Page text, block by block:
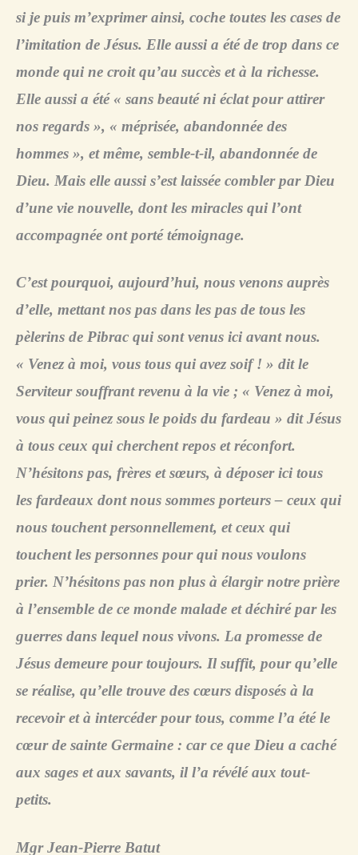
si je puis m’exprimer ainsi, coche toutes les cases de
l’imitation de Jésus. Elle aussi a été de trop dans ce
monde qui ne croit qu’au succès et à la richesse.
Elle aussi a été « sans beauté ni éclat pour attirer
nos regards », « méprisée, abandonnée des
hommes », et même, semble-t-il, abandonnée de
Dieu. Mais elle aussi s’est laissée combler par Dieu
d’une vie nouvelle, dont les miracles qui l’ont
accompagnée ont porté témoignage.
C’est pourquoi, aujourd’hui, nous venons auprès
d’elle, mettant nos pas dans les pas de tous les
pèlerins de Pibrac qui sont venus ici avant nous.
« Venez à moi, vous tous qui avez soif ! » dit le
Serviteur souffrant revenu à la vie ; « Venez à moi,
vous qui peinez sous le poids du fardeau » dit Jésus
à tous ceux qui cherchent repos et réconfort.
N’hésitons pas, frères et sœurs, à déposer ici tous
les fardeaux dont nous sommes porteurs – ceux qui
nous touchent personnellement, et ceux qui
touchent les personnes pour qui nous voulons
prier. N’hésitons pas non plus à élargir notre prière
à l’ensemble de ce monde malade et déchiré par les
guerres dans lequel nous vivons. La promesse de
Jésus demeure pour toujours. Il suffit, pour qu’elle
se réalise, qu’elle trouve des cœurs disposés à la
recevoir et à intercéder pour tous, comme l’a été le
cœur de sainte Germaine : car ce que Dieu a caché
aux sages et aux savants, il l’a révélé aux tout-
petits.
Mgr Jean-Pierre Batut